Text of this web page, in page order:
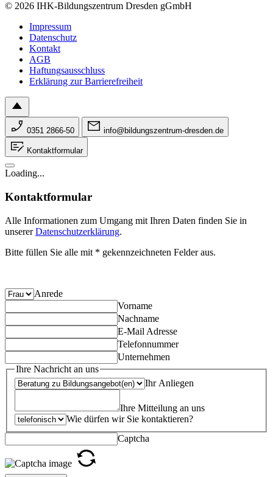
© 2026 IHK-Bildungszentrum Dresden gGmbH
Impressum
Datenschutz
Kontakt
AGB
Haftungsausschluss
Erklärung zur Barrierefreiheit
0351 2866-50 info@bildungszentrum-dresden.de
Kontaktformular
Loading...
Kontaktformular
Alle Informationen zum Umgang mit Ihren Daten finden Sie in
unsererDatenschutzerklärung.
Bitte füllen Sie alle mit * gekennzeichneten Felder aus.
Anrede
Vorname
Nachname
E-Mail Adresse
Telefonnummer
Unternehmen
Ihre Nachricht an uns
Ihr Anliegen
Ihre Mitteilung an uns
Wie dürfen wir Sie kontaktieren?
Captcha